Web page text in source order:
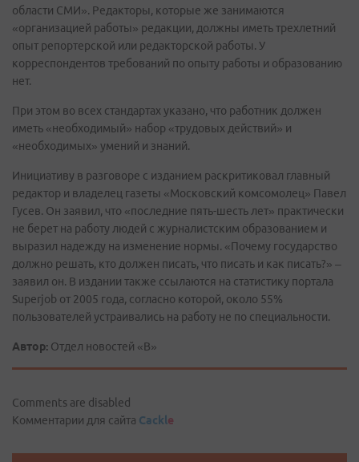
области СМИ». Редакторы, которые же занимаются
«организацией работы» редакции, должны иметь трехлетний
опыт репортерской или редакторской работы. У
корреспондентов требований по опыту работы и образованию
нет.
При этом во всех стандартах указано, что работник должен
иметь «необходимый» набор «трудовых действий» и
«необходимых» умений и знаний.
Инициативу в разговоре с изданием раскритиковал главный
редактор и владелец газеты «Московский комсомолец» Павел
Гусев. Он заявил, что «последние пять-шесть лет» практически
не берет на работу людей с журналистским образованием и
выразил надежду на изменение нормы. «Почему государство
должно решать, кто должен писать, что писать и как писать?» –
заявил он. В издании также ссылаются на статистику портала
Superjob от 2005 года, согласно которой, около 55%
пользователей устраивались на работу не по специальности.
Автор: Отдел новостей «В»
Comments are disabled
Комментарии для сайта Cackle